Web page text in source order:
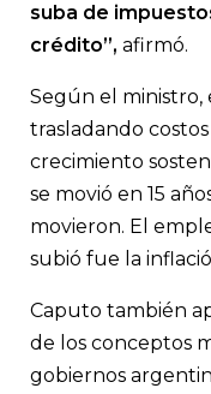
suba de
crédito”, afirmó.
Según el
trasladando
crecimiento
se movió en 15
movieron. El
subió fue la
Caputo también
de los conceptos
gobiernos